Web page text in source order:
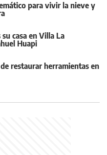
para vivir la nieve y
casa en Villa La
Huapi
restaurar herramientas en